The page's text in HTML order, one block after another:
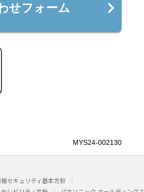
せフォーム
MYS24-002130
セキュリティ基本方針